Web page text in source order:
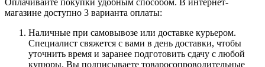
магазине доступно 3 варианта оплаты:
Наличные при самовывозе или доставке курьером.
Специалист свяжется с вами в день доставки, чтобы
уточнить время и заранее подготовить сдачу с любой
купюры. Вы подписываете товаросопроводительные